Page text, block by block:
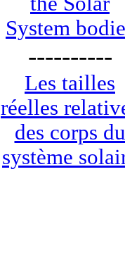
System
----------
Les tailles
réelles
des corps du
système